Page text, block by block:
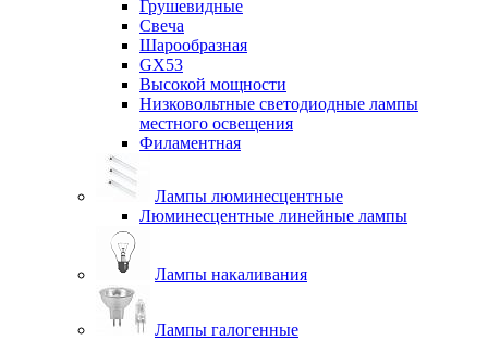
Грушевидные
Свеча
Шарообразная
GX53
Высокой мощности
Низковольтные светодиодные лампы
местного освещения
Филаментная
Лампы люминесцентные
Люминесцентные линейные лампы
Лампы накаливания
Лампы галогенные